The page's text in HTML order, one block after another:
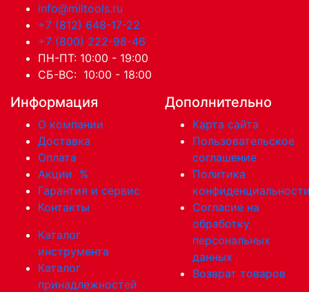
info@miltools.ru
+7 (812) 648-17-22
+7 (800) 222-98-46
ПН-ПТ: 10:00 - 19:00
СБ-ВС: 10:00 - 18:00
Информация
О компании
Доставка
Оплата
Акции %
Гарантия и сервис
Контакты
Каталог
инструмента
Каталог
принадлежностей
Дополнительно
Карта сайта
Пользовательское
соглашение
Политика
Согласие на
обработку
персональных
данных
Возврат товаров